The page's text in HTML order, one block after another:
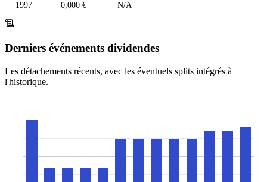
1997 0,000 € N/A
Derniers événements dividendes
Les détachements récents, avec les éventuels splits intégrés à
l'historique.